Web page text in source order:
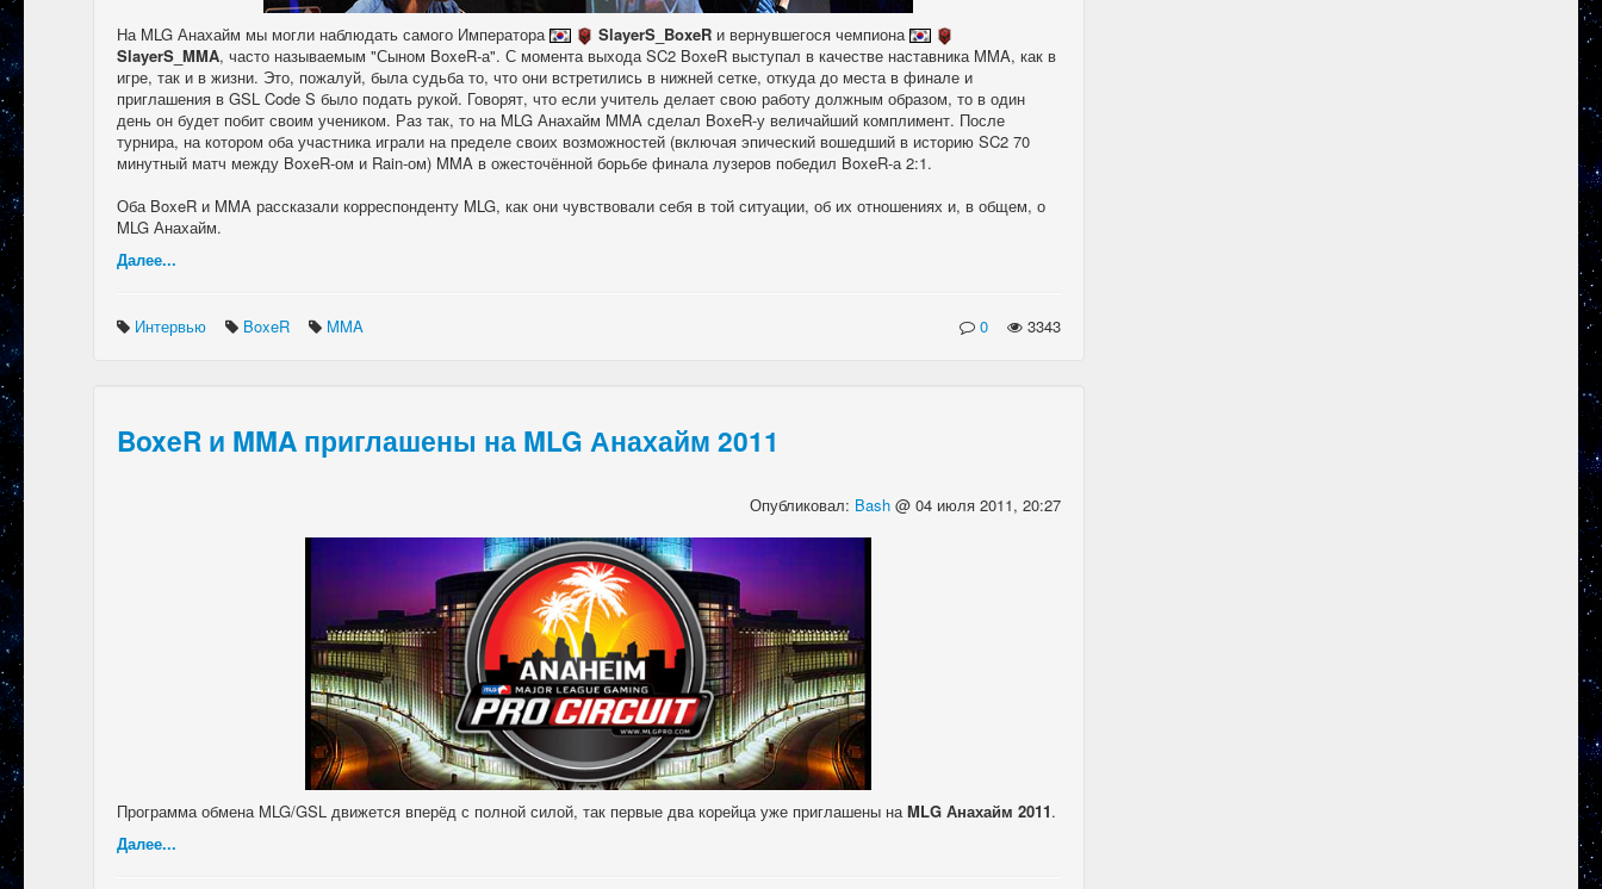
На MLG Анахайм мы могли наблюдать самого Императора SlayerS_BoxeRи вернувшегося чемпиона
SlayerS_MMA, часто называемым "Сыном BoxeR-а". С момента выхода SC2 BoxeR выступал в качестве наставника MMA, как в
игре, так и в жизни. Это, пожалуй, была судьба то, что они встретились в нижней сетке, откуда до места в финале и
приглашения в GSL Code S было подать рукой. Говорят, что если учитель делает свою работу должным образом, то в один
день он будет побит своим учеником. Раз так, то на MLG Анахайм MMA сделал BoxeR-у величайший комплимент. После
турнира, на котором оба участника играли на пределе своих возможностей (включая эпический вошедший в историю SC2 70
минутный матч между BoxeR-ом и Rain-ом) MMA в ожесточённой борьбе финала лузеров победил BoxeR-а 2:1.
Оба BoxeR и MMA рассказали корреспонденту MLG, как они чувствовали себя в той ситуации, об их отношениях и, в общем, о
MLG Анахайм.
Далее...
Интервью BoxeR MMA 0 3343
BoxeR и MMA приглашены на MLG Анахайм 2011
Опубликовал: Bash @ 04 июля 2011, 20:27
Программа обмена MLG/GSL движется вперёд с полной силой, так первые два корейца уже приглашены на MLG Анахайм 2011.
Далее...